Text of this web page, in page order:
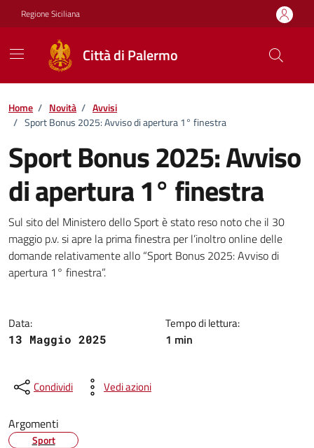
Vai ai contenuti
Vai al footer
Regione Siciliana
Città di Palermo
Home / Novità / Avvisi
/ Sport Bonus 2025: Avviso di apertura 1° finestra
Sport Bonus 2025: Avviso
di apertura 1° finestra
Dettagli della notizia
Sul sito del Ministero dello Sport è stato reso noto che il 30
maggio p.v. si apre la prima finestra per l’inoltro online delle
domande relativamente allo “Sport Bonus 2025: Avviso di
apertura 1° finestra”.
Data:
13 Maggio 2025
Tempo di lettura:
1 min
Condividi Vedi azioni
Argomenti
Sport